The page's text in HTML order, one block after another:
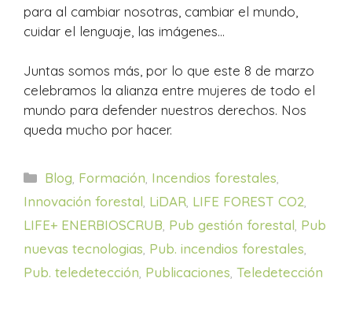
para al cambiar nosotras, cambiar el mundo,
cuidar el lenguaje, las imágenes…
Juntas somos más, por lo que este 8 de marzo
celebramos la alianza entre mujeres de todo el
mundo para defender nuestros derechos. Nos
queda mucho por hacer.
Categorías
Blog Formación Incendios forestales
Innovación forestal LiDAR LIFE FOREST CO2
LIFE+ ENERBIOSCRUB Pub gestión forestal Pub
nuevas tecnologias Pub. incendios forestales
Pub. teledetección Publicaciones Teledetección